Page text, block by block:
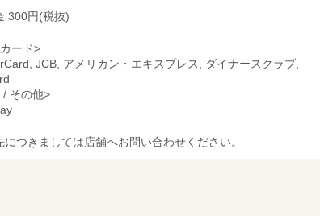
300円(税抜)
ード>
JCB, アメリカン・エキスプレス, ダイナースクラブ,
/ その他>
つきましては店舗へお問い合わせください。